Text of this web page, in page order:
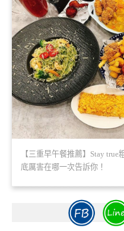
【三重早午餐推薦】Stay
底厲害在哪一次告訴你！